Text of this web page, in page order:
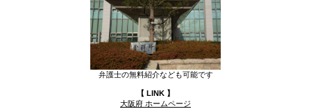
弁護士の無料紹介なども可能です
【 LINK 】
大阪府 ホームページ